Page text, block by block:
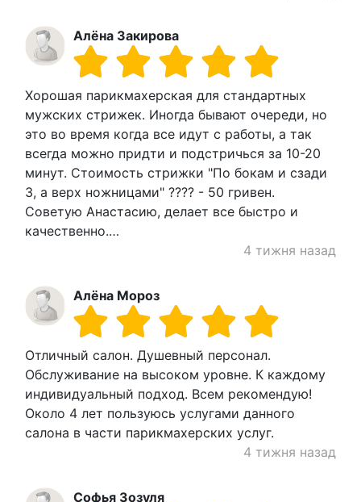
Алёна Закирова
Хорошая парикмахерская для стандартных
мужских стрижек. Иногда бывают очереди, но
это во время когда все идут с работы, а так
всегда можно придти и подстричься за 10-20
минут. Стоимость стрижки "По бокам и сзади
3, а верх ножницами" ???? - 50 гривен.
Советую Анастасию, делает все быстро и
качественно.…
4 тижня назад
Алёна Мороз
Отличный салон. Душевный персонал.
Обслуживание на высоком уровне. К каждому
индивидуальный подход. Всем рекомендую!
Около 4 лет пользуюсь услугами данного
салона в части парикмахерских услуг.
4 тижня назад
Софья Зозуля